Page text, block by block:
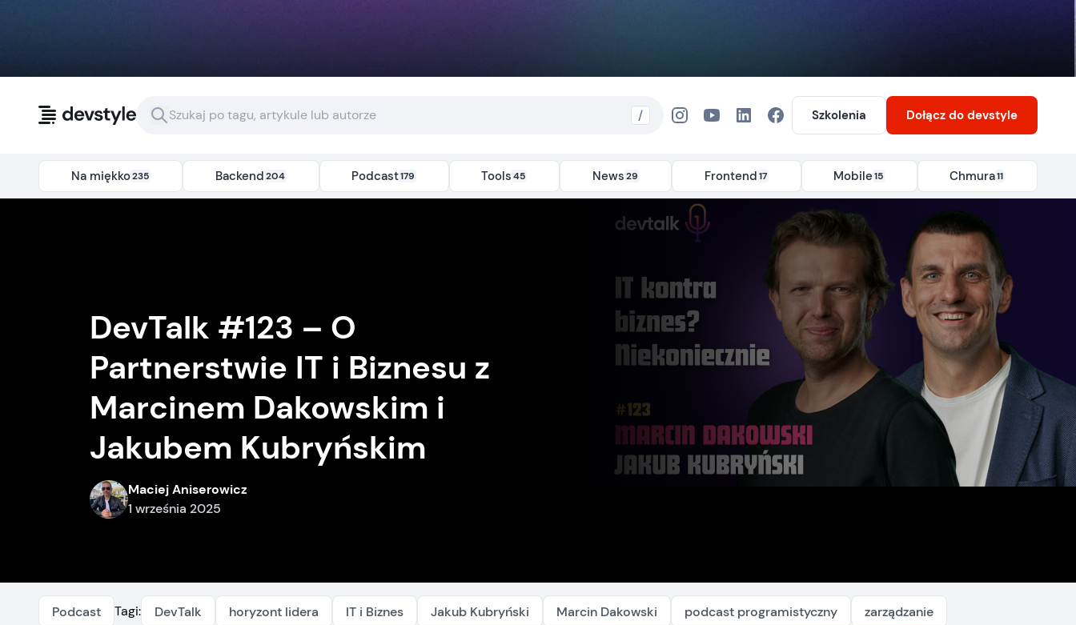
/ Szkolenia Dołącz do devstyle
Na miękko235 Backend204 Podcast179 Tools 45 News29 Frontend17 Mobile15 Chmura11
DevTalk #123 – O
Partnerstwie IT i Biznesu z
Marcinem Dakowskim i
Jakubem Kubryńskim
Maciej Aniserowicz
1 września 2025
Podcast Tagi: DevTalk horyzont lidera IT i Biznes Jakub Kubryński Marcin Dakowski podcast programistyczny
zarządzanie